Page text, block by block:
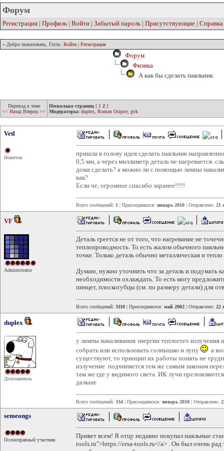
Форум
Регистрация | Профиль | Войти | Забытый пароль | Присутствующие | Справка
» Добро пожаловать, Гость: Войти | Регистрация
Форум
Физика
А как бы сделать паяльник
Переход к теме
<< Назад Вперед >>
Несколько страниц [ 1 2 ]
Модераторы: duplex Roman Osipov, gvk
Vetl
Новичок
пришла в голову идея сделать паяльник
0,5 мм, а через миллиметр деталь не нагревается.
дома сделать? а можно ли с помощью лампы
как?
Если че, огромное спасибо заранее!!!!!
Всего сообщений: 1 | Присоединился: январь 2010 | Отправлено: 21
VF
Administrator
Деталь греется не от того, что нагревание не
теплопроводность. То есть жалом обычного
точке. Только деталь обычно металлическая и
Думаю, нужно уточнить что за деталь и подумать
необходимости охлаждать. То есть могу
пинцет, плоскогубцы (см. по размеру детали) для
Всего сообщений: 3110 | Присоединился: май 2002 | Отправлено: 22
duplex
Долгожитель
у лампы накаливания энергии теплогого излучения
собрать или использовать солнышко и лупу
а
существуют, то принцип их работы понять не
излучение. подчиняется тем же самым законам
там же где у видимого света. ИК лучи
дальше
Всего сообщений: 334 | Присоединился: январь 2010 | Отправлено:
semeongs
Полноправный участник
Привет всем! Я отцу недавно покупал паяльные
tools.ru">https://ersa-tools.ru</a> . Он был очень